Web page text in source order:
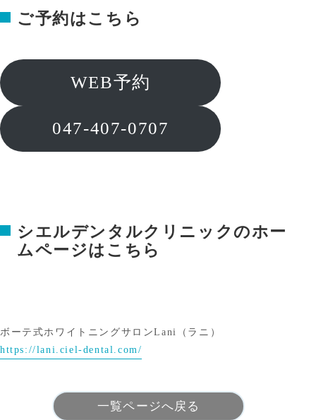
ご予約はこちら
WEB予約
047-407-0707
シエルデンタルクリニックのホー
ムページはこちら
ボーテ式ホワイトニングサロンLani（ラニ）
https://lani.ciel-dental.com/
一覧ページへ戻る